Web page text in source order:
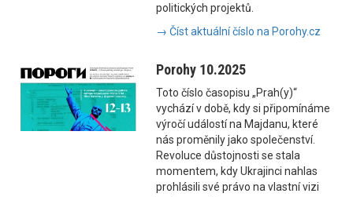
politických projektů.
→ Číst aktuální číslo na Porohy.cz
Porohy 10.2025
Toto číslo časopisu „Prah(y)“
vychází v době, kdy si připomínáme
výročí událostí na Majdanu, které
nás proměnily jako společenství.
Revoluce důstojnosti se stala
momentem, kdy Ukrajinci nahlas
prohlásili své právo na vlastní vizi